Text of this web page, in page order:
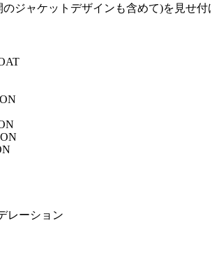
ジャケットデザインも含めて)を見せ付
レーション